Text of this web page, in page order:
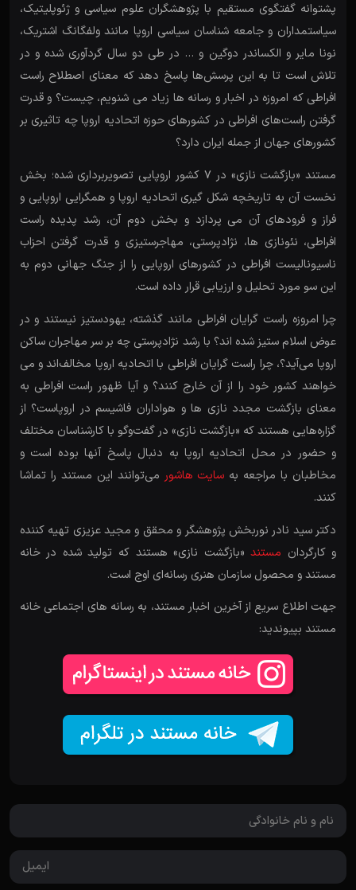
پشتوانه گفتگوی مستقیم با پژوهشگران علوم سیاسی و ژئوپلیتیک،
سیاستمداران و جامعه شناسان سیاسی اروپا مانند ولفگانگ اشتریک،
نونا مایر و الکساندر دوگین و … در طی دو سال گردآوری شده و در
تلاش است تا به این پرسش‌ها پاسخ دهد که معنای اصطلاح راست
افراطی که امروزه در اخبار و رسانه ها زیاد می شنویم، چیست؟ و قدرت
گرفتن راست‌های افراطی در کشورهای حوزه اتحادیه اروپا چه تاثیری بر
کشورهای جهان از جمله ایران دارد؟
مستند «بازگشت نازی» در 7 کشور اروپایی تصویربرداری شده؛ بخش
نخست آن به تاریخچه شکل گیری اتحادیه اروپا و همگرایی اروپایی و
فراز و فرودهای آن می پردازد و بخش دوم آن، رشد پدیده راست
افراطی، نئونازی ها، نژادپرستی، مهاجرستیزی و قدرت گرفتن احزاب
ناسیونالیست افراطی در کشورهای اروپایی را از جنگ جهانی دوم به
این سو مورد تحلیل و ارزیابی قرار داده است.
چرا امروزه راست گرایان افراطی مانند گذشته، یهودستیز نیستند و در
عوض اسلام ستیز شده اند؟ با رشد نژادپرستی چه بر سر مهاجران ساکن
اروپا می‌آید؟، چرا راست گرایان افراطی با اتحادیه اروپا مخالف‌اند و می
خواهند کشور خود را از آن خارج کنند؟ و آیا ظهور راست افراطی به
معنای بازگشت مجدد نازی ها و هواداران فاشیسم در اروپاست؟ از
گزاره‌هایی هستند که «بازگشت نازی» در گفت‌وگو با کارشناسان مختلف
و حضور در محل اتحادیه اروپا به دنبال پاسخ آنها بوده است و
مخاطبان با مراجعه به سایت هاشور می‌توانند این مستند را تماشا
کنند.
دکتر سید نادر نوربخش پژوهشگر و محقق و مجید عزیزی تهیه کننده
و کارگردان مستند«بازگشت نازی» هستند که تولید شده در خانه
مستند و محصول سازمان هنری رسانه‌ای اوج است.
جهت اطلاع سریع از آخرین اخبار مستند، به رسانه های اجتماعی خانه
مستند بپیوندید: